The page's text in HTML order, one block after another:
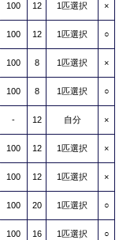
100 12 1匹選択 ×
100 12 1匹選択 ○
100 8 1匹選択 ×
100 8 1匹選択 ○
- 12 自分 ×
100 12 1匹選択 ×
100 12 1匹選択 ×
100 20 1匹選択 ○
100 16 1匹選択 ○